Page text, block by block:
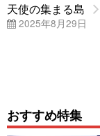
天使の集まる島
2025年8月29日
おすすめ特集